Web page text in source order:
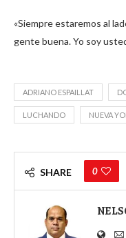
«Siempre estaremos al
gente buena. Yo soy
ADRIANO ESPAILLAT
LUCHANDO NUEVA
SHARE 0